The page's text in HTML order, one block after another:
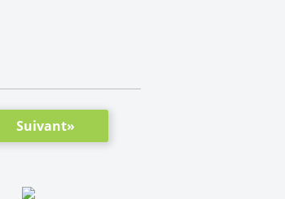
Suivant»